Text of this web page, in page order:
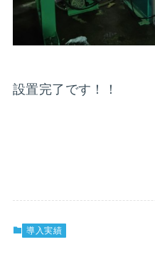
設置完了です！！
導入実績